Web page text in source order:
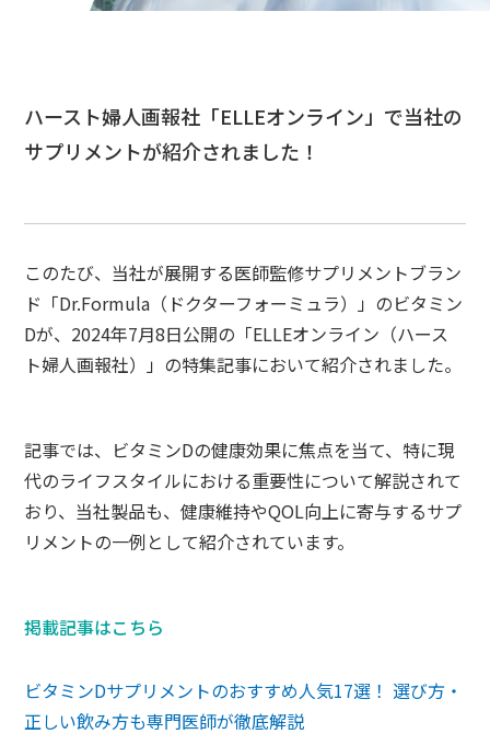
ハースト婦人画報社「ELLEオンライン」で当社の
サプリメントが紹介されました！
このたび、当社が展開する医師監修サプリメントブラン
ド「Dr.Formula（ドクターフォーミュラ）」のビタミン
Dが、2024年7月8日公開の「ELLEオンライン（ハース
ト婦人画報社）」の特集記事において紹介されました。
記事では、ビタミンDの健康効果に焦点を当て、特に現
代のライフスタイルにおける重要性について解説されて
おり、当社製品も、健康維持やQOL向上に寄与するサプ
リメントの一例として紹介されています。
掲載記事はこちら
ビタミンDサプリメントのおすすめ人気17選！ 選び方・
正しい飲み方も専門医師が徹底解説